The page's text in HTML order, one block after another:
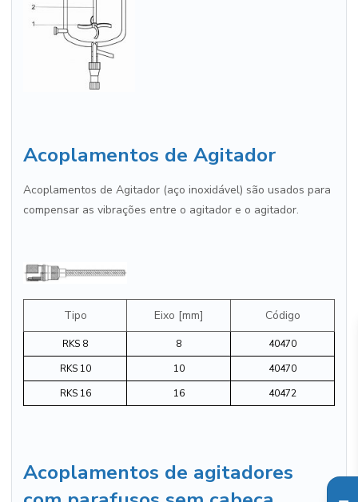
Acoplamentos de Agitador
Acoplamentos de Agitador (aço inoxidável) são usados ​​para
compensar as vibrações entre o agitador e o agitador.
Tipo Eixo [mm] Código
RKS 8 8
40470
RKS 10
10
40470
RKS 16
16 40472
Acoplamentos de agitadores